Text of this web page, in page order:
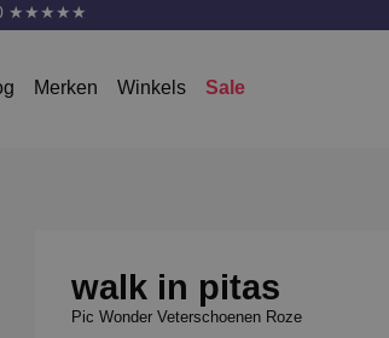
10 ★★★★★
Merken Winkels Sale
walk in pitas
Pic Wonder Veterschoenen Roze